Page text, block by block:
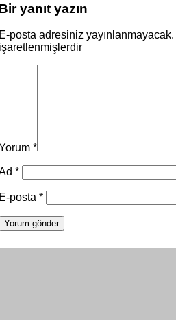
yanıt yazın
posta adresiniz yayınlanmayacak.
*
*
posta *